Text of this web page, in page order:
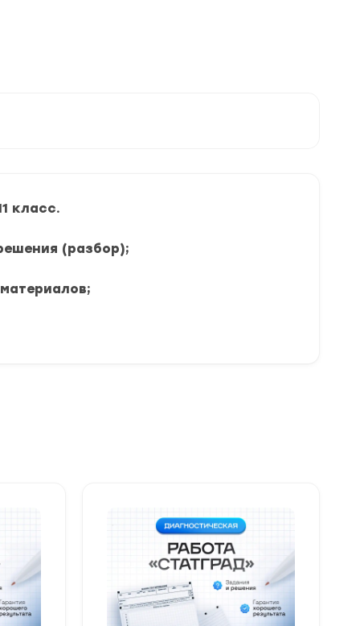
класс.
(разбор);